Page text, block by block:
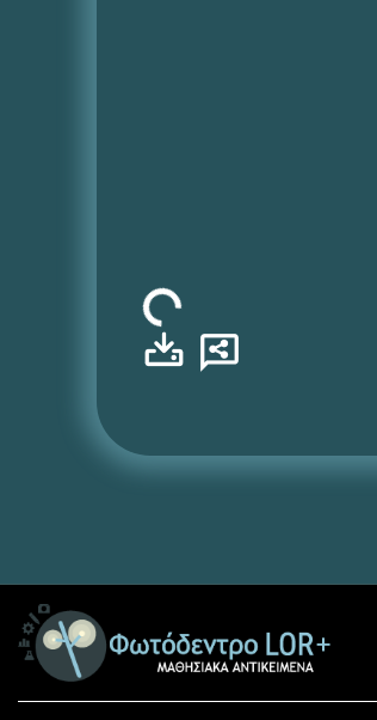
Φόρτωση...